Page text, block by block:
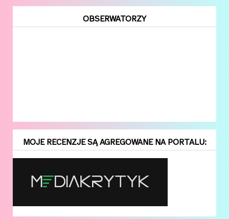
OBSERWATORZY
MOJE RECENZJE SĄ AGREGOWANE NA PORTALU: